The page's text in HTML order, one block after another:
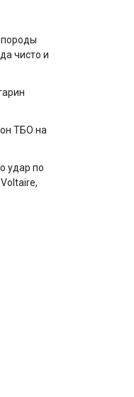
породы
чисто и
ТБО на
удар по